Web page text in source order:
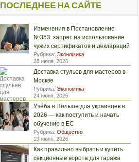
ПОСЛЕДНЕЕ НА САЙТЕ
Изменения в Постановление
№353: запрет на использование
чужих сертификатов и деклараций
Рубрика: Экономика
28 июля, 2026
Доставка стульев для мастеров в
Москве
Рубрика: Экономика
24 июня, 2026
Учёба в Польше для украинцев в
2026 — как поступить и начать
обучение в ЕС
Рубрика: Общество
19 июня, 2026
Как правильно выбрать и купить
секционные ворота для гаража